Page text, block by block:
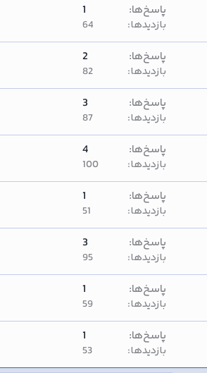
پاسخ‌ها 1
بازدیدها 64
پاسخ‌ها 2
بازدیدها 82
پاسخ‌ها 3
بازدیدها 87
پاسخ‌ها 4
بازدیدها 100
پاسخ‌ها 1
بازدیدها 51
پاسخ‌ها 3
بازدیدها 95
پاسخ‌ها 1
بازدیدها 59
پاسخ‌ها 1
بازدیدها 53